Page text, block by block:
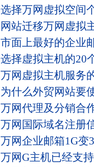
选择万网虚拟空间
网站迁移万网虚拟
市面上最好的企业
选择虚拟主机的20
万网虚拟主机服务
为什么外贸网站要
万网代理及分销合
万网国际域名注册
万网企业邮箱1G变
万网G主机已经支